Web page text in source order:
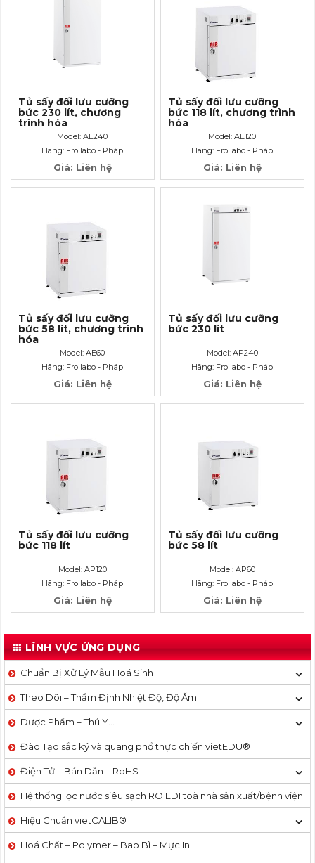
Tủ sấy đối lưu cưỡng
bức 230 lít, chương
trình hóa
Model: AE240
Hãng: Froilabo - Pháp
Giá: Liên hệ
Tủ sấy đối lưu cưỡng
bức 118 lít, chương trình
hóa
Model: AE120
Hãng: Froilabo - Pháp
Giá: Liên hệ
Tủ sấy đối lưu cưỡng
bức 58 lít, chương trình
hóa
Model: AE60
Hãng: Froilabo - Pháp
Giá: Liên hệ
Tủ sấy đối lưu cưỡng
bức 230 lít
Model: AP240
Hãng: Froilabo - Pháp
Giá: Liên hệ
Tủ sấy đối lưu cưỡng
bức 118 lít
Model: AP120
Hãng: Froilabo - Pháp
Giá: Liên hệ
Tủ sấy đối lưu cưỡng
bức 58 lít
Model: AP60
Hãng: Froilabo - Pháp
Giá: Liên hệ
LĨNH VỰC ỨNG DỤNG
Chuẩn Bị Xử Lý Mẫu Hoá Sinh
Theo Dõi – Thẩm Định Nhiệt Độ, Độ Ẩm…
Dược Phẩm – Thú Y…
Đào Tạo sắc ký và quang phổ thực chiến vietEDU®
Điện Tử – Bán Dẫn – RoHS
Hệ thống lọc nước siêu sạch RO EDI​​ toà nhà sản xuất/bệnh viện
Hiệu Chuẩn vietCALIB®
Hoá Chất – Polymer – Bao Bì – Mực In…